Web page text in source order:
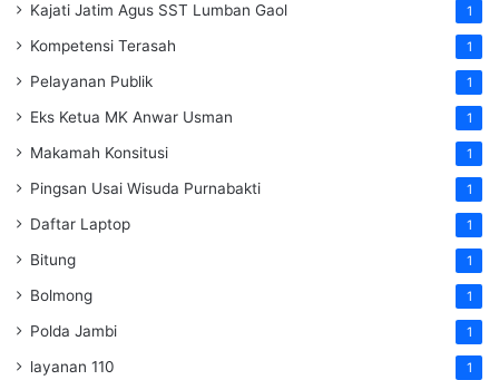
Kajati Jatim Agus SST Lumban Gaol 1
Kompetensi Terasah 1
Pelayanan Publik 1
Eks Ketua MK Anwar Usman 1
Makamah Konsitusi 1
Pingsan Usai Wisuda Purnabakti 1
Daftar Laptop 1
Bitung 1
Bolmong 1
Polda Jambi 1
layanan 110 1